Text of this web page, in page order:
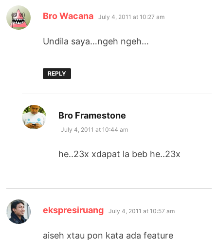
Bro Wacana says:
July 4, 2011 at 10:27 am
Undila saya…ngeh ngeh…
REPLY
Bro Framestone
July 4, 2011 at 10:44 am
he..23x xdapat la beb he..23x
ekspresiruang says:
July 4, 2011 at 10:57 am
aiseh xtau pon kata ada feature